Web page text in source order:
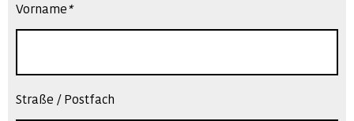
Vorname*
Straße / Postfach